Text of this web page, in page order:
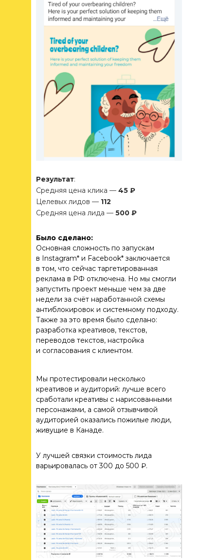
Результат:
Средняя цена клика — 45 ₽
Целевых лидов — 112
Средняя цена лида — 500 ₽
Было сделано:
Основная сложность по запускам
в Instagram* и Facebook* заключается
в том, что сейчас таргетированная
реклама в РФ отключена. Но мы смогли
запустить проект меньше чем за две
недели за счёт наработанной схемы
антиблокировок и системному подходу.
Также за это время было сделано:
разработка креативов, текстов,
переводов текстов, настройка
и согласования с клиентом.
Мы протестировали несколько
креативов и аудиторий: лучше всего
сработали креативы с нарисованными
персонажами, а самой отзывчивой
аудиторией оказались пожилые люди,
живущие в Канаде.
У лучшей связки стоимость лида
варьировалась от 300 до 500 ₽.
БУДЬ В ТЕМЕ
МАРКЕТИНГА
Полезные статьи для бизнеса,
развлекательные посты про
нашу жизнь, кейсы и все
в одном месте.
Присоединяйтесь к нашему
телеграм-каналу и будьте
в курсе!